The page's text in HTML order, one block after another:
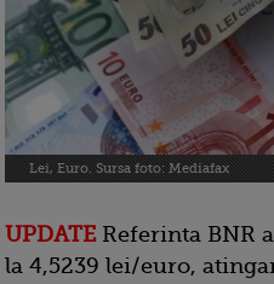
Lei, Euro. Sursa foto: Mediafax
UPDATE Referinta BNR
la 4,5239 lei/euro,